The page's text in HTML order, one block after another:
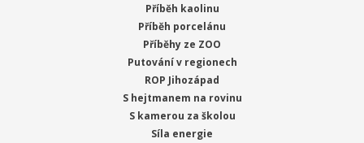
Příběh kaolinu
Příběh porcelánu
Příběhy ze ZOO
Putování v regionech
ROP Jihozápad
S hejtmanem na rovinu
S kamerou za školou
Síla energie